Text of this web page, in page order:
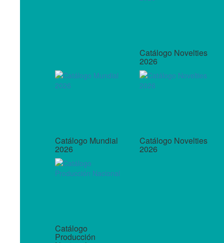
Catálogo Novelties
2026
Catálogo Mundial
2026
Catálogo Novelties
2026
Catálogo
Producción